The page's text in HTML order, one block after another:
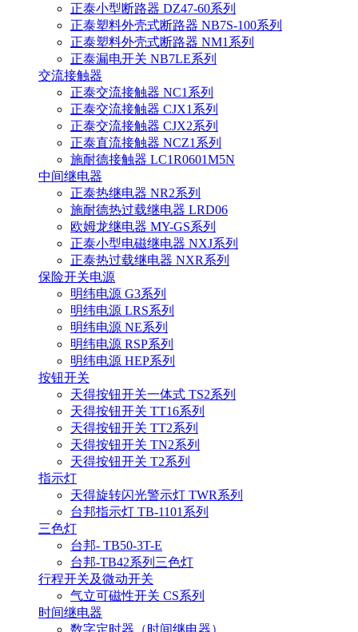
正泰小型断路器 DZ47-60系列
正泰塑料外壳式断路器 NB7S-100系列
正泰塑料外壳式断路器 NM1系列
正泰漏电开关 NB7LE系列
交流接触器
正泰交流接触器 NC1系列
正泰交流接触器 CJX1系列
正泰交流接触器 CJX2系列
正泰直流接触器 NCZ1系列
施耐德接触器 LC1R0601M5N
中间继电器
正泰热继电器 NR2系列
施耐德热过载继电器 LRD06
欧姆龙继电器 MY-GS系列
正泰小型电磁继电器 NXJ系列
正泰热过载继电器 NXR系列
保险开关电源
明纬电源 G3系列
明纬电源 LRS系列
明纬电源 NE系列
明纬电源 RSP系列
明纬电源 HEP系列
按钮开关
天得按钮开关一体式 TS2系列
天得按钮开关 TT16系列
天得按钮开关 TT2系列
天得按钮开关 TN2系列
天得按钮开关 T2系列
指示灯
天得旋转闪光警示灯 TWR系列
台邦指示灯 TB-1101系列
三色灯
台邦- TB50-3T-E
台邦-TB42系列三色灯
行程开关及微动开关
气立可磁性开关 CS系列
时间继电器